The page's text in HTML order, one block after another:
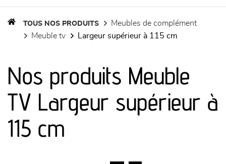
séjours
meubles de complément
chambres et dressing
TOUS NOS PRODUITS
meubles de complément
meuble tv
largeur supérieur à 115 cm
Nos produits Meuble
TV Largeur supérieur à
115 cm